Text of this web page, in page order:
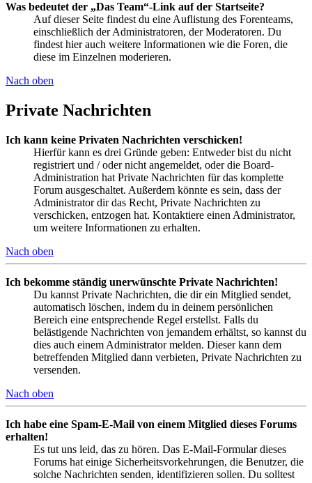
Was bedeutet der „Das Team“-Link auf der Startseite?
Auf dieser Seite findest du eine Auflistung des Forenteams,
einschließlich der Administratoren, der Moderatoren. Du
findest hier auch weitere Informationen wie die Foren, die
diese im Einzelnen moderieren.
Nach oben
Private Nachrichten
Ich kann keine Privaten Nachrichten verschicken!
Hierfür kann es drei Gründe geben: Entweder bist du nicht
registriert und / oder nicht angemeldet, oder die Board-
Administration hat Private Nachrichten für das komplette
Forum ausgeschaltet. Außerdem könnte es sein, dass der
Administrator dir das Recht, Private Nachrichten zu
verschicken, entzogen hat. Kontaktiere einen Administrator,
um weitere Informationen zu erhalten.
Nach oben
Ich bekomme ständig unerwünschte Private Nachrichten!
Du kannst Private Nachrichten, die dir ein Mitglied sendet,
automatisch löschen, indem du in deinem persönlichen
Bereich eine entsprechende Regel erstellst. Falls du
belästigende Nachrichten von jemandem erhältst, so kannst du
dies auch einem Administrator melden. Dieser kann dem
betreffenden Mitglied dann verbieten, Private Nachrichten zu
versenden.
Nach oben
Ich habe eine Spam-E-Mail von einem Mitglied dieses Forums
erhalten!
Es tut uns leid, das zu hören. Das E-Mail-Formular dieses
Forums hat einige Sicherheitsvorkehrungen, die Benutzer, die
solche Nachrichten senden, identifizieren sollen. Du solltest